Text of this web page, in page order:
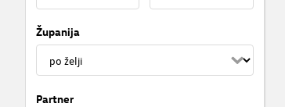
Županija
Partner